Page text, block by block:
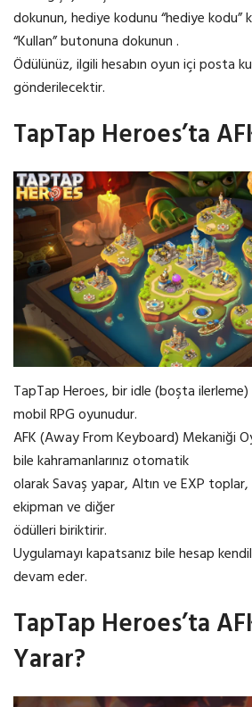
dokunun, hediye kodunu “hediye kodu”
“Kullan” butonuna dokunun .
Ödülünüz, ilgili hesabın oyun içi posta
gönderilecektir.
TapTap Heroes’ta
TapTap Heroes, bir idle (boşta ilerleme)
mobil RPG oyunudur.
AFK (Away From Keyboard) Mekaniği
bile kahramanlarınız otomatik
olarak Savaş yapar, Altın ve EXP
ekipman ve diğer
ödülleri biriktirir.
Uygulamayı kapatsanız bile hesap
devam eder.
TapTap Heroes’ta
Yarar?